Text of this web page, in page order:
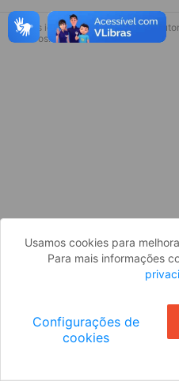
Página
Desculpe, algo
* Esses idiomas serão traduzidos
terceiros.
Usamos cookies para
Para mais informações
Configurações de
cookies